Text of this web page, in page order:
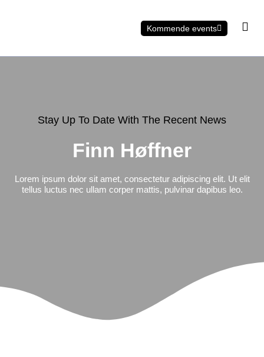
Kommende events
Stay Up To Date With The Recent News
Finn Høffner
Lorem ipsum dolor sit amet, consectetur adipiscing elit. Ut elit
tellus luctus nec ullam corper mattis, pulvinar dapibus leo.